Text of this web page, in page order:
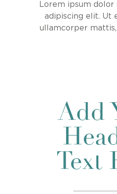
Lorem ipsum
adipiscing elit. Ut
ullamcorper
Add
Text